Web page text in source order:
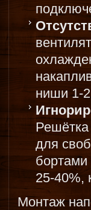
ниши 1-
Решётка
для
бортами
25-40%,
Монтаж